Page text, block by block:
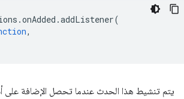
.onAdded .addListener(
,
يتم تنشيط هذا الحدث عندما تحصل الإضافة على